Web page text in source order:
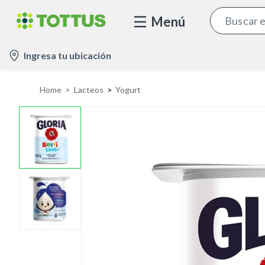
Menú
Ingresa tu ubicación
Home Lacteos Yogurt